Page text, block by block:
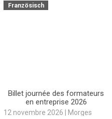
Französisch
Billet journée des formateurs
en entreprise 2026
12 novembre 2026 | Morges